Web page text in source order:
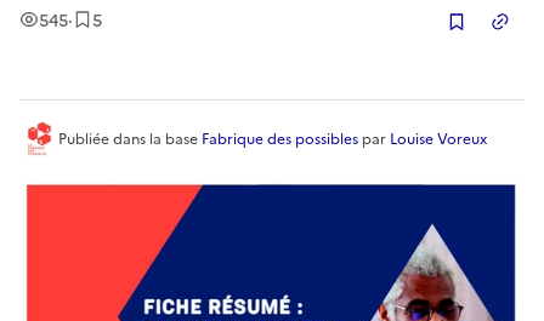
545Vues
· 5Enregistrement
Publiéedans la base Fabrique des possibles par Louise Voreux